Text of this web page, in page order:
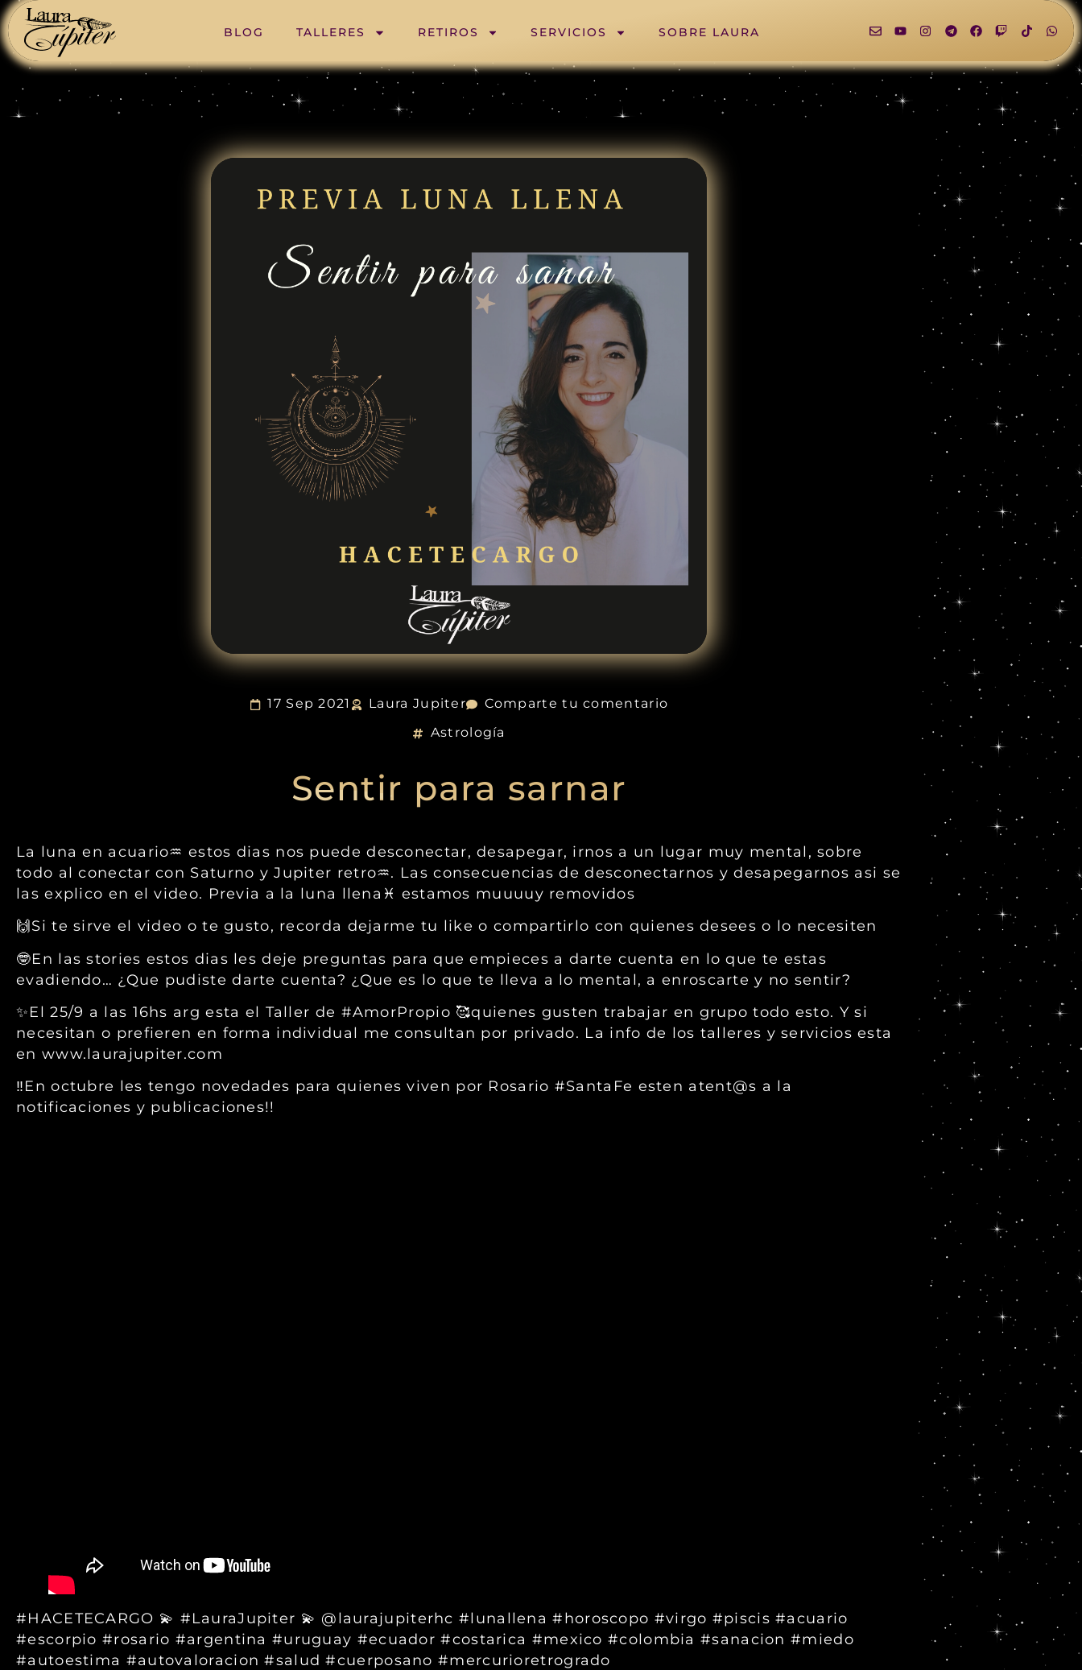
BLOG TALLERES RETIROS SERVICIOS SOBRE LAURA
17 Sep 2021 Laura Jupiter
Comparte tu comentario
Astrología
Sentir para sarnar
La luna en acuario♒️ estos dias nos puede desconectar, desapegar, irnos a un lugar muy mental, sobre
todo al conectar con Saturno y Jupiter retro♒️. Las consecuencias de desconectarnos y desapegarnos asi se
las explico en el video. Previa a la luna llena♓️ estamos muuuuy removidos
🙌Si te sirve el video o te gusto, recorda dejarme tu like o compartirlo con quienes desees o lo necesiten
🤓En las stories estos dias les deje preguntas para que empieces a darte cuenta en lo que te estas
evadiendo… ¿Que pudiste darte cuenta? ¿Que es lo que te lleva a lo mental, a enroscarte y no sentir?
✨El 25/9 a las 16hs arg esta el Taller de #AmorPropio 🥰quienes gusten trabajar en grupo todo esto. Y si
necesitan o prefieren en forma individual me consultan por privado. La info de los talleres y servicios esta
en www.laurajupiter.com
‼️En octubre les tengo novedades para quienes viven por Rosario #SantaFe esten atent@s a la
notificaciones y publicaciones!!
#HACETECARGO 💫 #LauraJupiter 💫 @laurajupiterhc #lunallena #horoscopo #virgo #piscis #acuario
#escorpio #rosario #argentina #uruguay #ecuador #costarica #mexico #colombia #sanacion #miedo
#autoestima #autovaloracion #salud #cuerposano #mercurioretrogrado